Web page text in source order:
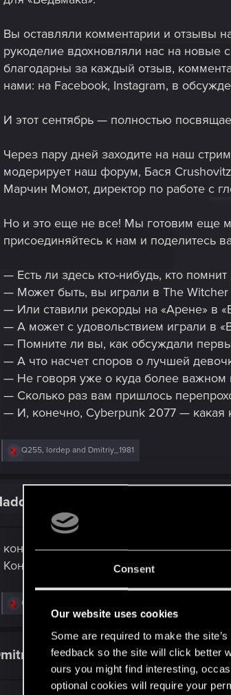
Consent
Our website uses cookies
Some are required to make the
feedback so the site will click better
ours you might find interesting,
optional cookies will require your
Вы оставляли комментарии и отзывы
рукоделие вдохновляли нас на новые
благодарны за каждый отзыв,
нами: на Facebook, Instagram, в
И этот сентябрь — полностью
Через пару дней заходите на наш
модерирует наш форум, Бася
Марчин Момот, директор по работе с
Но и это еще не все! Мы готовим еще
присоединяйтесь к нам и
— Есть ли здесь кто-нибудь, кто
— Может быть, вы играли в The Witcher
— Или ставили рекорды на «Арене» в
— А может с удовольствием играли в
— Помните ли вы, как обсуждали
— А что насчет споров о лучшей
— Не говоря уже о куда более важном
— Сколько раз вам пришлось
— И, конечно, Cyberpunk 2077 — какая
R
e
c
i
:
Q255, lordep and Dmitriy_1981
концовка призрачной свободы
Концовка Арасаки поромантичней в
R
i
Q255
Senior user